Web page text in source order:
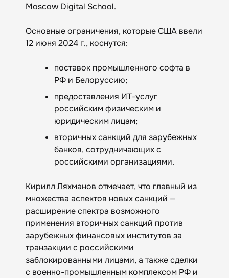
Moscow Digital School.
Основные ограничения, которые США ввели
12 июня 2024 г., коснутся:
поставок промышленного софта в
РФ и Белоруссию;
предоставления ИТ-услуг
российским физическим и
юридическим лицам;
вторичных санкций для зарубежных
банков, сотрудничающих с
российскими организациями.
Кирилл Ляхманов отмечает, что главный из
множества аспектов новых санкций —
расширение спектра возможного
применения вторичных санкций против
зарубежных финансовых институтов за
транзакции с российскими
заблокированными лицами, а также сделки
с военно-промышленным комплексом РФ и